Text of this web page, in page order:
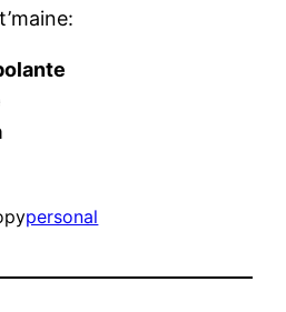
personal